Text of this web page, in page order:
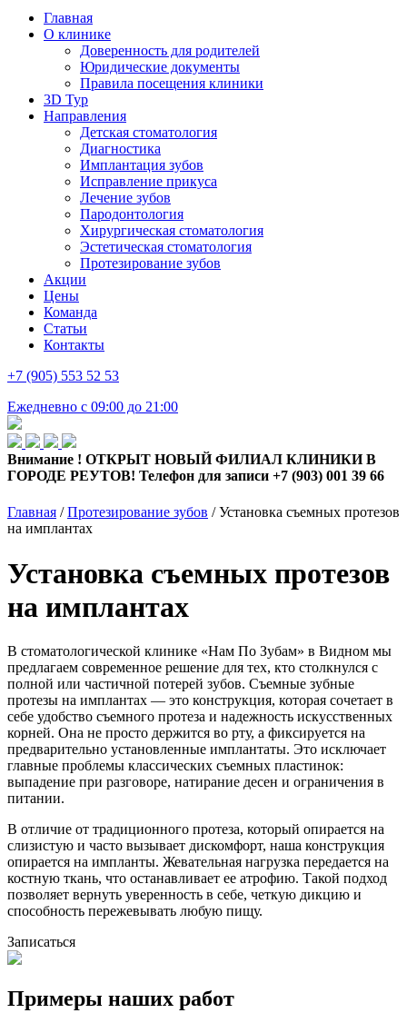
Главная
О клинике
Доверенность для родителей
Юридические документы
Правила посещения клиники
3D Тур
Направления
Детская стоматология
Диагностика
Имплантация зубов
Исправление прикуса
Лечение зубов
Пародонтология
Хирургическая стоматология
Эстетическая стоматология
Протезирование зубов
Акции
Цены
Команда
Статьи
Контакты
+7 (905) 553 52 53
Ежедневно с 09:00 до 21:00
Внимание ! ОТКРЫТ НОВЫЙ ФИЛИАЛ КЛИНИКИ В
ГОРОДЕ РЕУТОВ! Телефон для записи +7 (903) 001 39 66
Главная /Протезирование зубов /Установка съемных протезов
на имплантах
Установка съемных протезов
на имплантах
В стоматологической клинике «Нам По Зубам» в Видном мы
предлагаем современное решение для тех, кто столкнулся с
полной или частичной потерей зубов. Съемные зубные
протезы на имплантах — это конструкция, которая сочетает в
себе удобство съемного протеза и надежность искусственных
корней. Она не просто держится во рту, а фиксируется на
предварительно установленные имплантаты. Это исключает
главные проблемы классических съемных пластинок:
выпадение при разговоре, натирание десен и ограничения в
питании.
В отличие от традиционного протеза, который опирается на
слизистую и часто вызывает дискомфорт, наша конструкция
опирается на импланты. Жевательная нагрузка передается на
костную ткань, что останавливает ее атрофию. Такой подход
позволяет вернуть уверенность в себе, четкую дикцию и
способность пережевывать любую пищу.
Записаться
Примеры наших работ